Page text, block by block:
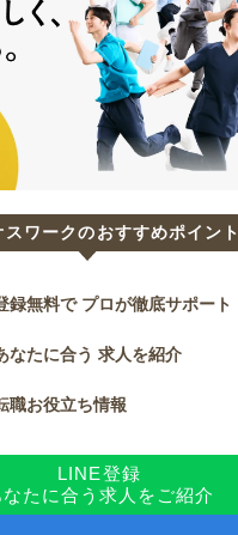
スワークのおすすめポイント
録無料で プロが徹底サポート
なたに合う 求人を紹介
職お役立ち情報
LINE登録
なたに合う求人をご紹介